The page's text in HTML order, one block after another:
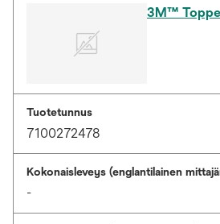
3M™
Tuotetunnus
7100272478
Kokonaisleveys (englantilainen
-